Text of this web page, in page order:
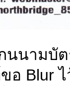
นนามบั
อ Blur